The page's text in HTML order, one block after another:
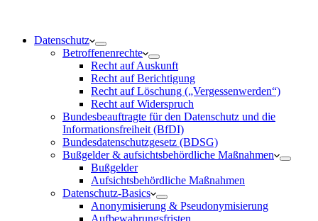
Datenschutz
Betroffenenrechte
Recht auf Auskunft
Recht auf Berichtigung
Recht auf Löschung („Vergessenwerden“)
Recht auf Widerspruch
Bundesbeauftragte für den Datenschutz und die
Informationsfreiheit (BfDI)
Bundesdatenschutzgesetz (BDSG)
Bußgelder & aufsichtsbehördliche Maßnahmen
Bußgelder
Aufsichtsbehördliche Maßnahmen
Datenschutz-Basics
Anonymisierung & Pseudonymisierung
Aufbewahrungsfristen